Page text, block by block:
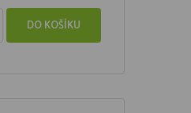
DO KOŠÍKU